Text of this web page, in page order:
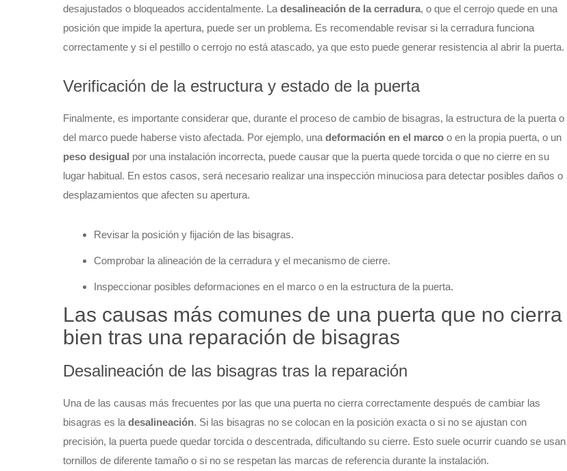
desajustados o bloqueados accidentalmente. La desalineación de la cerradura, o que el cerrojo quede en una
posición que impide la apertura, puede ser un problema. Es recomendable revisar si la cerradura funciona
correctamente y si el pestillo o cerrojo no está atascado, ya que esto puede generar resistencia al abrir la puerta.
Verificación de la estructura y estado de la puerta
Finalmente, es importante considerar que, durante el proceso de cambio de bisagras, la estructura de la puerta o
del marco puede haberse visto afectada. Por ejemplo, una deformación en el marco o en la propia puerta, o un
peso desigual por una instalación incorrecta, puede causar que la puerta quede torcida o que no cierre en su
lugar habitual. En estos casos, será necesario realizar una inspección minuciosa para detectar posibles daños o
desplazamientos que afecten su apertura.
Revisar la posición y fijación de las bisagras.
Comprobar la alineación de la cerradura y el mecanismo de cierre.
Inspeccionar posibles deformaciones en el marco o en la estructura de la puerta.
Las causas más comunes de una puerta que no cierra
bien tras una reparación de bisagras
Desalineación de las bisagras tras la reparación
Una de las causas más frecuentes por las que una puerta no cierra correctamente después de cambiar las
bisagras es la desalineación. Si las bisagras no se colocan en la posición exacta o si no se ajustan con
precisión, la puerta puede quedar torcida o descentrada, dificultando su cierre. Esto suele ocurrir cuando se usan
tornillos de diferente tamaño o si no se respetan las marcas de referencia durante la instalación.